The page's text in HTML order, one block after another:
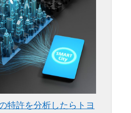
特許を分析したらトヨ